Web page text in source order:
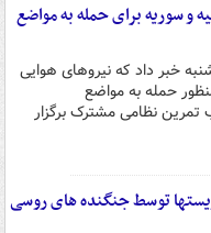
و سوریه برای حمله به مواضع
خبر داد که نیروهای هوایی
حمله به مواضع
نظامی مشترک برگزار
توسط جنگنده های روسی